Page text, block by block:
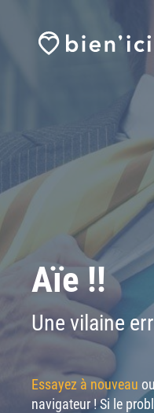
Aïe !!
Une vilaine
Essayez à nouveau
navigateur ! Si le